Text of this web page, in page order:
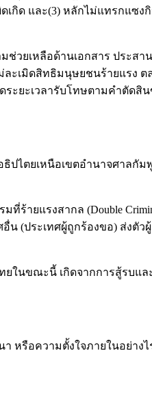
กิด และ(3) หลักไม่แทรกแซง
วยเหลือด้านเอกสาร ประสา
ละเมิดสิทธิมนุษยชนร้ายแรง
ะยะเวลารับโทษตามคำตัดสิ
ไตยเหนือเขตอำนาจศาลกัม
ายแรงสากล (Double
(ประเทศผู้ถูกร้องขอ) ส่งตัว
ยในขณะนี้ เกิดจากการสู้รบแ
รือความตั้งใจภายในอย่างไ